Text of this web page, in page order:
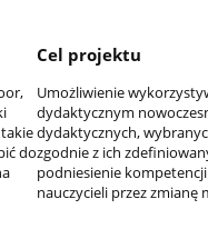
do
Cel projektu
Umożliwienie
dydaktycznym
dydaktycznych,
zgodnie z ich
podniesienie
nauczycieli przez zmianę